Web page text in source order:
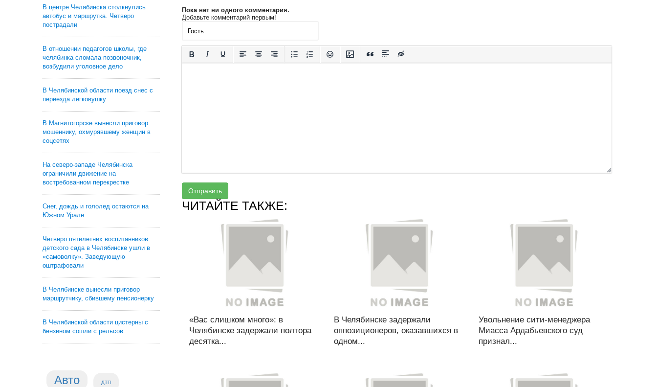
В центре Челябинска столкнулись
автобус и маршрутка. Четверо
пострадали
В отношении педагогов школы, где
челябинка сломала позвоночник,
возбудили уголовное дело
В Челябинской области поезд снес с
переезда легковушку
В Магнитогорске вынесли приговор
мошеннику, охмурявшему женщин в
соцсетях
На северо-западе Челябинска
ограничили движение на
востребованном перекрестке
Снег, дождь и гололед остаются на
Южном Урале
Четверо пятилетних воспитанников
детского сада в Челябинске ушли в
«самоволку». Заведующую
оштрафовали
В Челябинске вынесли приговор
маршрутчику, сбившему пенсионерку
В Челябинской области цистерны с
бензином сошли с рельсов
Авто ДТП
Пока нет ни одного комментария.
Добавьте комментарий первым!
Отправить
ЧИТАЙТЕ ТАКЖЕ:
«Вас слишком много»: в
Челябинске задержали полтора
десятка...
В Челябинске задержали
оппозиционеров, оказавшихся в
одном...
Увольнение сити-менеджера
Миасса Ардабьевского суд
признал...